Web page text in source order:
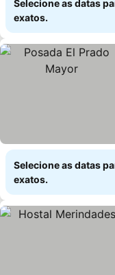
Selecione as datas
exatos.
Selecione as datas
exatos.